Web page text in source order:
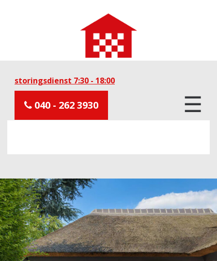
storingsdienst 7:30 - 18:00
040 - 262 3930 ☰